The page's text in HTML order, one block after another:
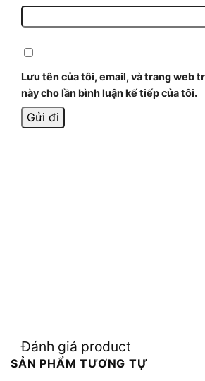
Lưu tên của tôi, email, và trang web
này cho lần bình luận kế tiếp của tôi.
Đánh giá product
SẢN PHẨM TƯƠNG TỰ